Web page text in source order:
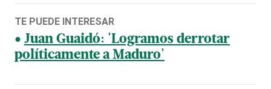
TE PUEDE INTERESAR
Juan Guaidó: 'Logramos derrotar
políticamente a Maduro'